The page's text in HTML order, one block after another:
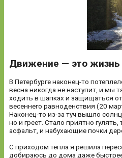
Движение — это жизнь
В Петербурге наконец-то
весна никогда не наступит, и мы
ходить в шапках и защищаться
весеннего равноденствия (20
Наконец-то из-за туч вышло
но и греет. Стало приятно гулять,
асфальт, и набухающие почки
С приходом тепла я решила
добираюсь до дома даже